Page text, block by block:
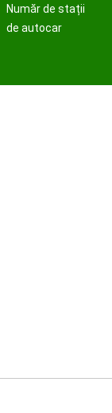
Număr de stații
de autocar